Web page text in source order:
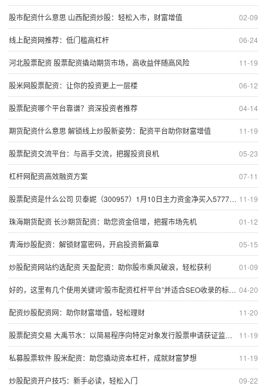
02-09
股市配资什么意思 山西配资炒股：轻松入市，财富增值
06-24
线上配资网推荐：低门槛高杠杆
11-19
河北股票配资 股票配资撬动期货市场，高收益伴随高风险
06-12
股米网股票配资：让你的投资更上一层楼
04-14
股票配资哪个平台靠谱？资深投资者推荐
11-19
期货配资什么意思 解锁线上炒股新姿势：配资平台助你财富增值
05-23
股票配资交流平台：与高手交流，把握投资良机
07-11
杠杆网配资高效融资方案
11-19
股票配资是什么公司 贝泰妮（300957）1月10日主力资金净买入577754万元
01-12
珠海期货配资 长沙期货配资：助您资金倍增，把握市场先机
05-15
青海炒股配资：解锁财富密码，开启投资新篇章
01-09
炒股配资网站约选配资 天盈配资：助你股市乘风破浪，轻松获利
04-20
好的，这里有几个使用关键词“股市配资杠杆平台”并适合SEO收录的标题，供您选择：
11-20
配资炒股配资网：助你财富增值，轻松理财
11-19
股票配资交易 大禹节水：以简易程序向特定对象发行股票申请获证监会同意
11-19
私募股票软件 股米配资：助您撬动资本杠杆，成就财富梦想
09-22
炒股配资开户技巧：新手必读，轻松入门